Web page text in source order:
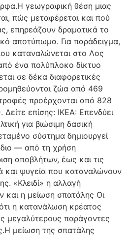
γεωγραφική θέση μιας
πώς μεταφέρεται και πού
επηρεάζουν δραματικά το
αποτύπωμα. Για παράδειγμα,
καταναλώνεται στο Λος
ένα πολύπλοκο δίκτυο
σε δέκα διαφορετικές
ζώα από 469
προέρχονται από 828
Δείτε επίσης: IKEA: Επενδύει
για βιώσιμη δασική
σύστημα δημιουργεί
— από τη χρήση
αποβλήτων, έως και τις
και ψυγεία που καταναλώνουν
«Κλειδί» η αλλαγή
και η μείωση σπατάλης Οι
η κατανάλωση κρέατος
μεγαλύτερους παράγοντες
μείωση της σπατάλης